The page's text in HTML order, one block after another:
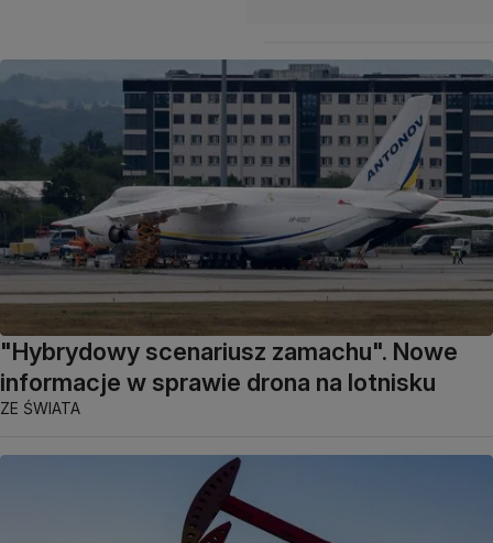
"Hybrydowy scenariusz zamachu". Nowe
informacje w sprawie drona na lotnisku
ZE ŚWIATA